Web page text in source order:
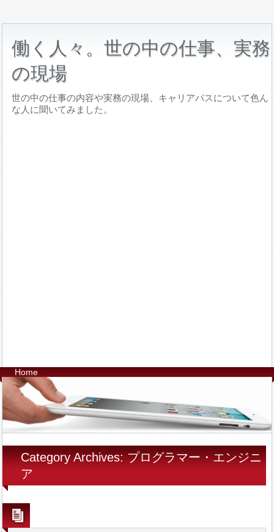
働く人々。世の中の仕事、実務
の現場
世の中の仕事の内容や実務の現場、キャリアパスについて色ん
な人に聞いてみました。
Home
Category Archives: プログラマー・エンジニ
ア